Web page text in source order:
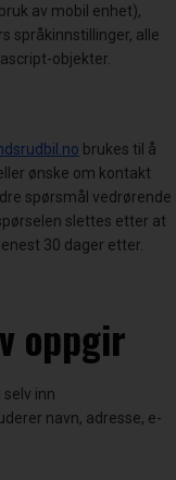
av mobil enhet),
språkinnstillinger, alle
objekter.
brukes til å
ønske om kontakt
spørsmål vedrørende
slettes etter at
30 dager etter.
oppgir
inn
navn, adresse, e-